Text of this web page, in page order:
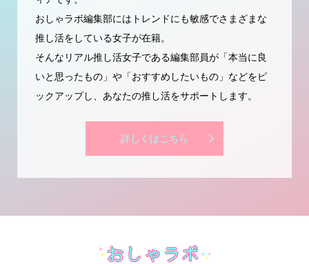
ィアです。
おしゃラボ編集部にはトレンドにも敏感でさまざまな
推し活をしている女子が在籍。
そんなリアル推し活女子である編集部員が「本当に良
いと思ったもの」や「おすすめしたいもの」などをピ